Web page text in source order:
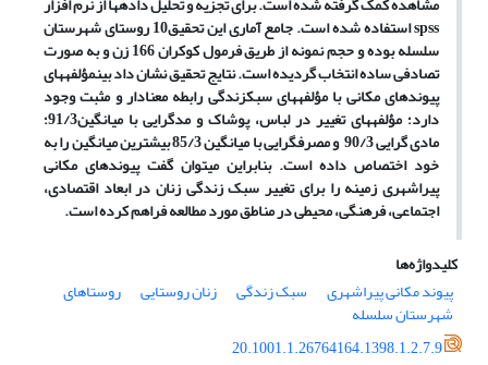
spssاستفاده شده است. جامع آماری این تحقیق10 ­روستای شهرستان
سلسله بوده و حجم نمونه از طریق فرمول کوکران 166 زن و به صورت
تصادفی ساده انتخاب گردیده است. نتایج تحقیق نشان داد بینمؤلفه­های
پیوندهای مکانی با مؤلفه­های سبک­زندگی رابطه معنادار و مثبت وجود
دارد؛ مؤلفه­های تغییر در لباس، پوشاک و مدگرایی با میانگین91/3؛
مادی گرایی 90/3 و مصرف­گرایی با میانگین 85/3 بیشترین میانگین را به
خود اختصاص داده­ است. بنابراین می­توان گفت پیوندهای مکانی
پیراشهری زمینه را برای تغییر سبک زندگی زنان در ابعاد اقتصادی،
اجتماعی، فرهنگی، محیطی در مناطق مورد مطالعه فراهم کرده است.
کلیدواژه‌ها
پیوند مکانی پیراشهری
سبک زندگی زنان روستایی روستاهای
شهرستان سلسله
20.1001.1.26764164.1398.1.2.7.9